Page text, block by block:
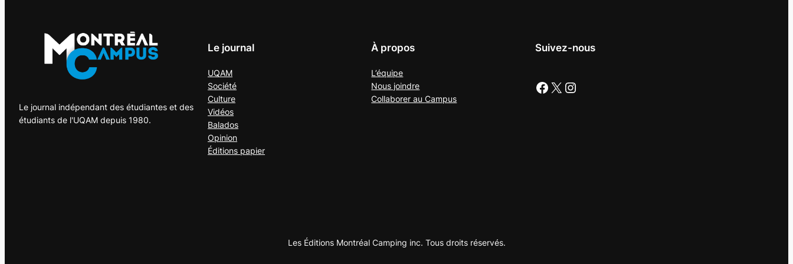
Le journal indépendant des étudiantes et des
étudiants de l'UQAM depuis 1980.
Le journal
UQAM
Société
Culture
Vidéos
Balados
Opinion
Éditions papier
À propos
L’équipe
Nous joindre
Collaborer auCampus
Suivez-nous
Facebook X Instagram
Les Éditions Montréal Camping inc. Tous droits réservés.